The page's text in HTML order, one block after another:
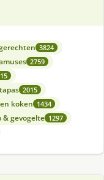
3824
2759
2015
koken 1434
& gevogelte 1297